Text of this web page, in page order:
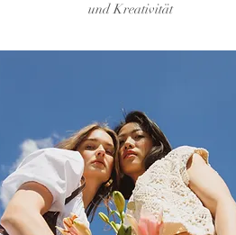
und Kreativität